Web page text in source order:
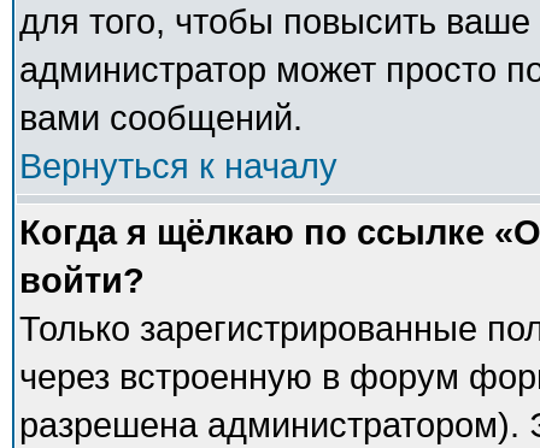
для того, чтобы повысить
администратор может просто
вами сообщений.
Вернуться к началу
Когда я щёлкаю по ссылке
войти?
Только зарегистрированные
через встроенную в форум
разрешена администратором).